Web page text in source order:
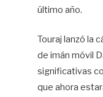
último año.
Touraj lanzó la
de imán móvil
significativas
que ahora